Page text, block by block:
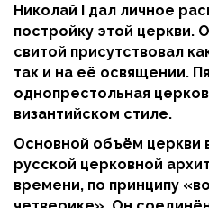
Николай I дал личное
постройку этой церкви.
свитой присутствовал
так и на её освящении.
однопрестольная
византийском стиле.
Основной объём церкви
русской церковной
времени, по принципу